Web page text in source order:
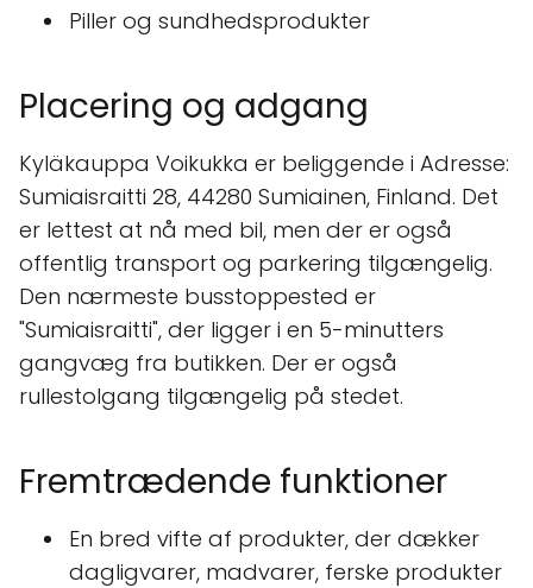
Piller og sundhedsprodukter
Placering og adgang
Kyläkauppa Voikukka er beliggende i Adresse:
Sumiaisraitti 28, 44280 Sumiainen, Finland. Det
er lettest at nå med bil, men der er også
offentlig transport og parkering tilgængelig.
Den nærmeste busstoppested er
"Sumiaisraitti", der ligger i en 5-minutters
gangvæg fra butikken. Der er også
rullestolgang tilgængelig på stedet.
Fremtrædende funktioner
En bred vifte af produkter, der dækker
dagligvarer, madvarer, ferske produkter